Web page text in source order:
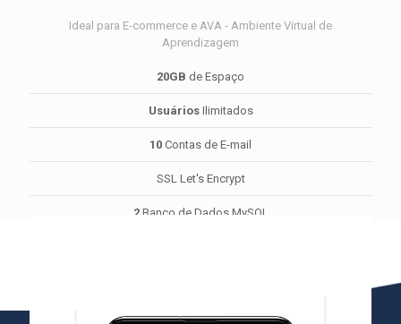
Ideal para E-commerce e AVA - Ambiente Virtual de
Aprendizagem
20GB de Espaço
UsuáriosIlimitados
10 Contas de E-mail
SSL Let's Encrypt
2Banco de Dados MySQL
Excelência na criação de sites em Wordpress